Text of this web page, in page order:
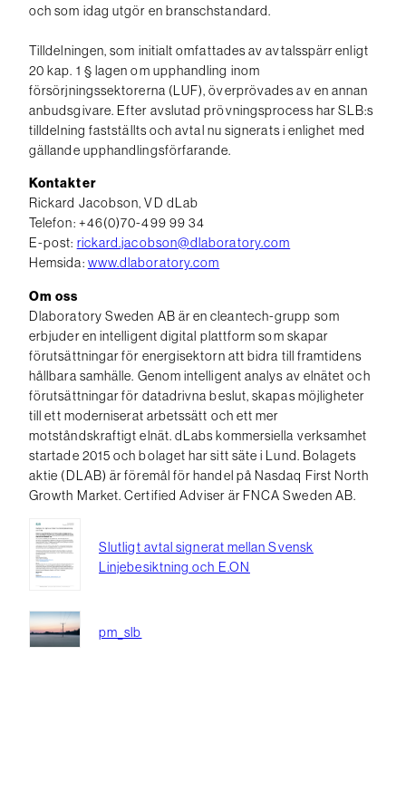
och som idag utgör en branschstandard.
Tilldelningen, som initialt omfattades av avtalsspärr enligt
20 kap. 1 § lagen om upphandling inom
försörjningssektorerna (LUF), överprövades av en annan
anbudsgivare. Efter avslutad prövningsprocess har SLB:s
tilldelning fastställts och avtal nu signerats i enlighet med
gällande upphandlingsförfarande.
Kontakter
Rickard Jacobson, VD dLab
Telefon: +46(0)70-499 99 34
E-post: rickard.jacobson@dlaboratory.com
Hemsida: www.dlaboratory.com
Om oss
Dlaboratory Sweden AB är en cleantech-grupp som
erbjuder en intelligent digital plattform som skapar
förutsättningar för energisektorn att bidra till framtidens
hållbara samhälle. Genom intelligent analys av elnätet och
förutsättningar för datadrivna beslut, skapas möjligheter
till ett moderniserat arbetssätt och ett mer
motståndskraftigt elnät. dLabs kommersiella verksamhet
startade 2015 och bolaget har sitt säte i Lund. Bolagets
aktie (DLAB) är föremål för handel på Nasdaq First North
Growth Market. Certified Adviser är FNCA Sweden AB.
Slutligt avtal signerat mellan Svensk
Linjebesiktning och E.ON
pm_slb